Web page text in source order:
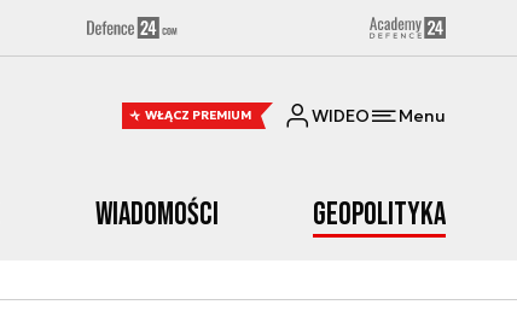
WŁĄCZ PREMIUM WIDEO Menu
Wiadomości Geopolityka